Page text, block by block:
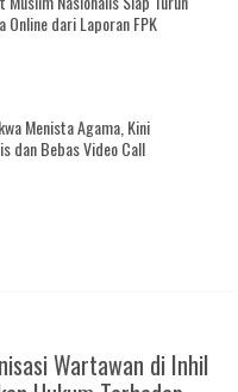
Online dari Laporan FPK
Menista Agama, Kini
dan Bebas Video Call
Wartawan di Inhil